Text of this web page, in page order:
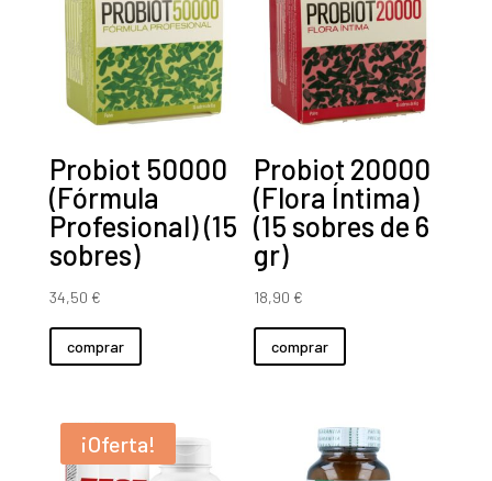
Probiot 50000
(Fórmula
Profesional) (15
sobres)
34,50 €
comprar
Probiot 20000
(Flora Íntima)
(15 sobres de 6
gr)
18,90 €
comprar
¡Oferta!